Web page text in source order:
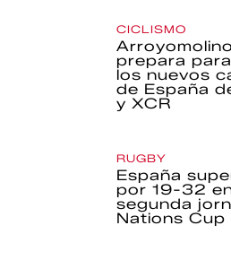
CICLISMO
prepara
los nuevos
de España
y XCR
RUGBY
España
por 19-32
segunda
Nations Cup